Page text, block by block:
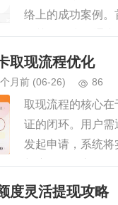
络上的成功案例。
是关键一步。通常
过各种营销活动分
取现流程优化
月前 (06-26) 86
取现流程的核心
证的闭环。用户
发起申请，系统
额度权限及交易
托API接口完成数
度灵活提现攻略